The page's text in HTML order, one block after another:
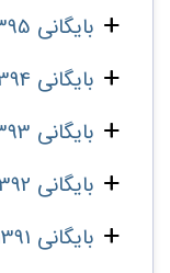
بایگانی 1395
بایگانی 1394
بایگانی 1393
بایگانی 1392
بایگانی 1391